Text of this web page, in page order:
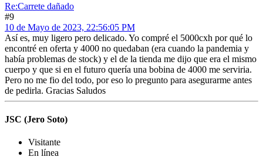
Re:Carrete dañado
#9
10 de Mayo de 2023, 22:56:05 PM
Así es, muy ligero pero delicado. Yo compré el 5000cxh por qué lo
encontré en oferta y 4000 no quedaban (era cuando la pandemia y
había problemas de stock) y el de la tienda me dijo que era el mismo
cuerpo y que si en el futuro quería una bobina de 4000 me serviria.
Pero no me fio del todo, por eso lo pregunto para asegurarme antes
de pedirla. Gracias Saludos
JSC (Jero Soto)
Visitante
En línea